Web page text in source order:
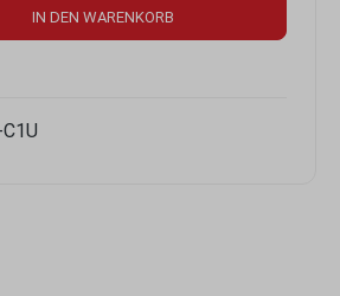
gewünschten Wert
IN DEN WARENKORB